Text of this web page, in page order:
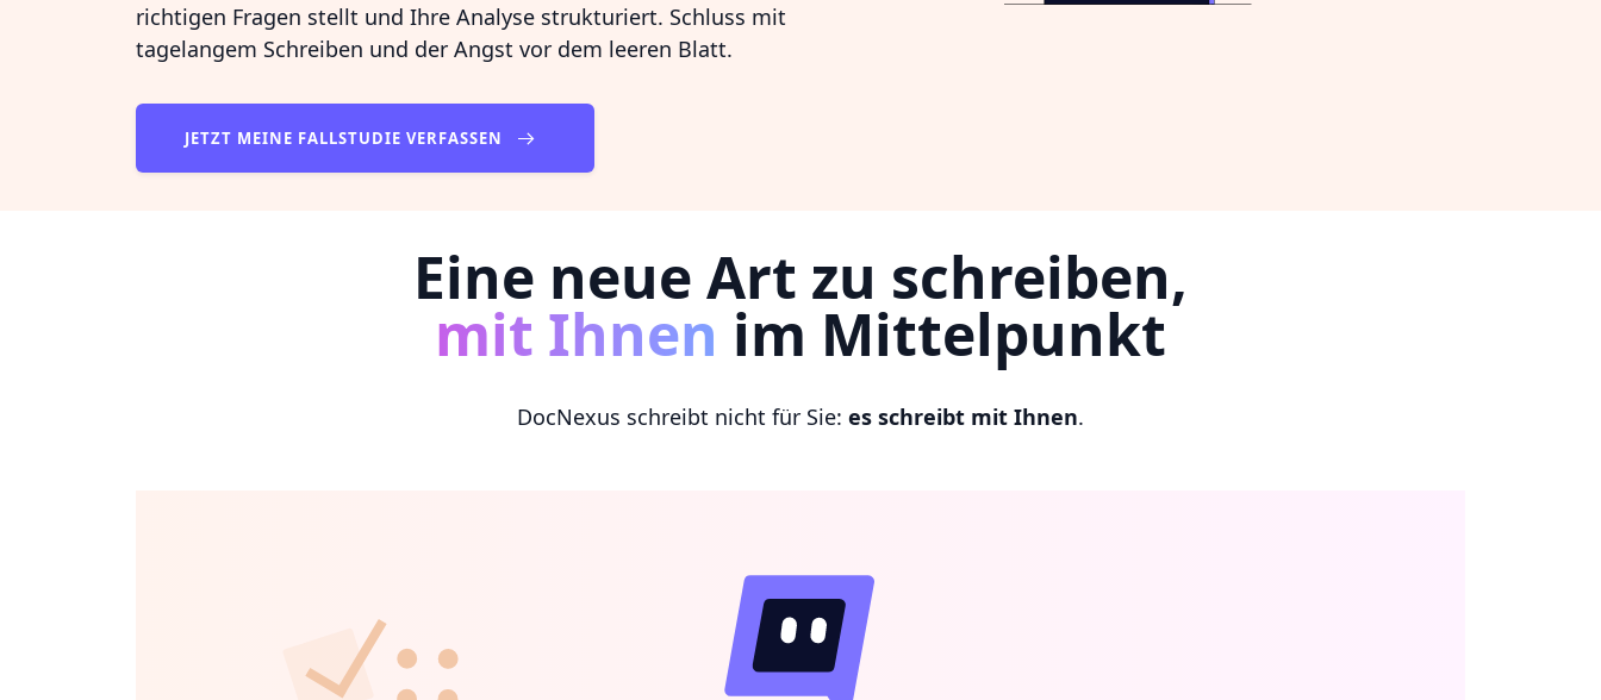
richtigen Fragen stellt und Ihre Analyse strukturiert. Schluss mit
tagelangem Schreiben und der Angst vor dem leeren Blatt.
JETZT MEINE FALLSTUDIE VERFASSEN
Eine neue Art zu schreiben,
mit Ihnen im Mittelpunkt
DocNexus schreibt nicht für Sie: es schreibt mit Ihnen.